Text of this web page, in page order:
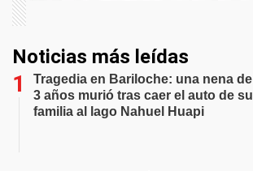
Noticias más leídas
Tragedia en Bariloche: una nena de
3 años murió tras caer el auto de su
familia al lago Nahuel Huapi